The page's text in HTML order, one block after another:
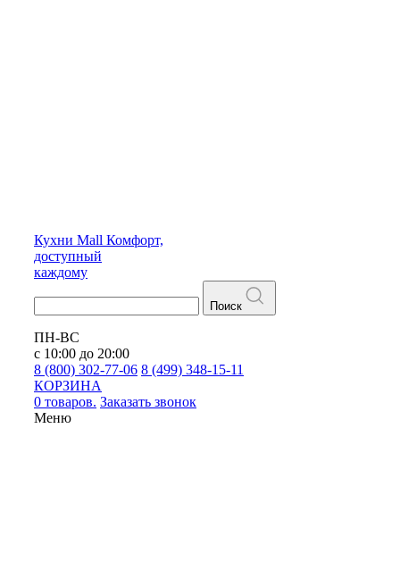
Кухни Mall Комфорт,
доступный
каждому
Поиск
ПН-ВС
с 10:00 до 20:00
8 (800) 302-77-06 8 (499) 348-15-11
КОРЗИНА
0 товаров. Заказать звонок
Меню